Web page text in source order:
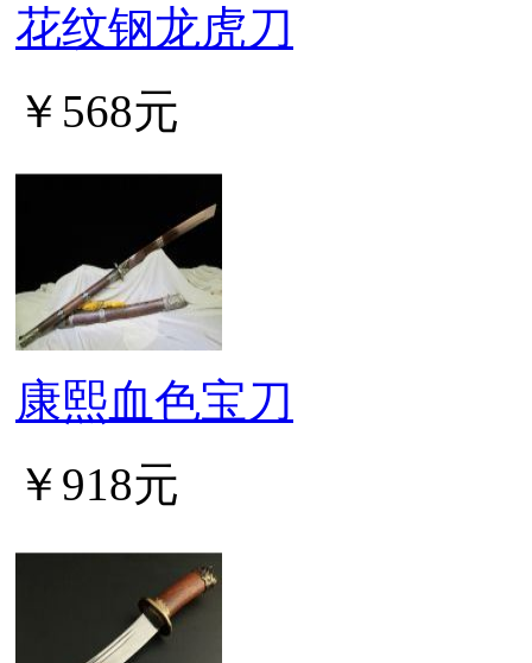
花纹钢龙虎刀
￥568元
康熙血色宝刀
￥918元